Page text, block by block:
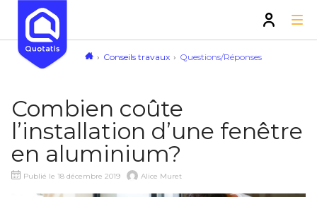
Conseils travaux Questions/Réponses
Combien coûte
l’installation d’une fenêtre
en aluminium?
Publié le 18 décembre 2019 Alice Muret